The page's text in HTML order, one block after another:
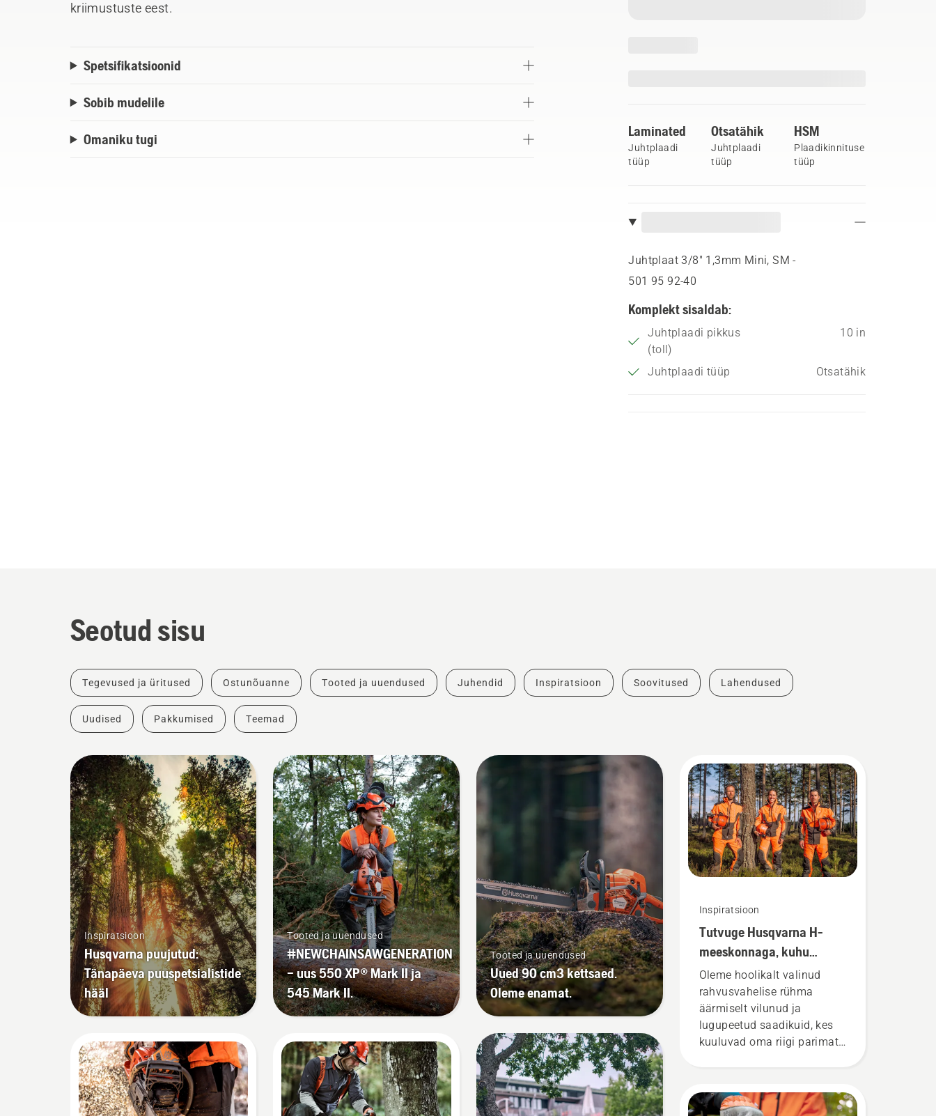
Laminated
Juhtplaadi
tüüp
Otsatähik
Juhtplaadi
tüüp
HSM
Plaadikinnituse
tüüp
Juhtplaat 3/8" 1,3mm Mini, SM -
501 95 92‑40
Komplekt sisaldab:
Juhtplaadi pikkus
(toll)
10 in
Juhtplaadi tüüp Otsatähik
kriimustuste eest.
Spetsifikatsioonid
Sobib mudelile
Omaniku tugi
Seotud sisu
Tegevused ja üritused Ostunõuanne Tooted ja uuendused Juhendid Inspiratsioon Soovitused Lahendused
Uudised Pakkumised Teemad
Inspiratsioon
Husqvarna puujutud:
Tänapäeva puuspetsialistide
hääl
Tooted ja uuendused
#NEWCHAINSAWGENERATION
– uus 550 XP® Mark II ja
545 Mark II.
Tooted ja uuendused
Uued 90 cm3 kettsaed.
Oleme enamat.
Inspiratsioon
Tutvuge Husqvarna H-
meeskonnaga, kuhu
kuuluvad meie kõige
nõudlikumad kasutajad
Oleme hoolikalt valinud
rahvusvahelise rühma
äärmiselt vilunud ja
lugupeetud saadikuid, kes
kuuluvad oma riigi parimate
Nemad on meie H-tiim. Ja
nemad on meie kõige